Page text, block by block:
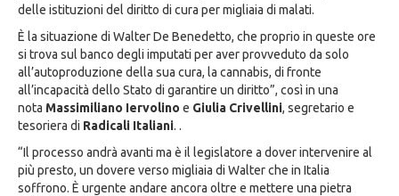
delle istituzioni del diritto di cura per migliaia di malati.
È la situazione di Walter De Benedetto, che proprio in queste ore
si trova sul banco degli imputati per aver provveduto da solo
all’autoproduzione della sua cura, la cannabis, di fronte
all’incapacità dello Stato di garantire un diritto”, così in una
nota Massimiliano Iervolino e Giulia Crivellini, segretario e
tesoriera di Radicali Italiani. .
“Il processo andrà avanti ma è il legislatore a dover intervenire al
più presto, un dovere verso migliaia di Walter che in Italia
soffrono. È urgente andare ancora oltre e mettere una pietra